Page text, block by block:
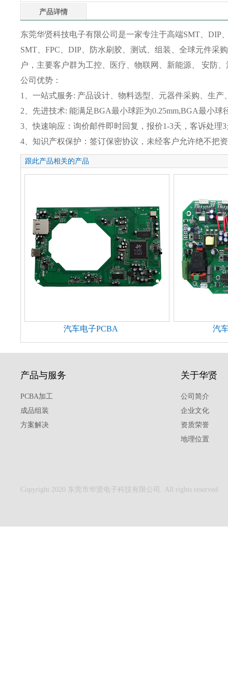
产品详情
东莞华贤科技电子有限公司是一家专注于高端SMT、DIP
SMT、FPC、DIP、防水刷胶、测试、组装、全球元件采
户，主要客户群为工控、医疗、物联网、新能源、 安防、
公司优势：
1、一站式服务: 产品设计、物料选型、元器件采购、生
2、先进技术: 能满足BGA最小球距为0.25mm,BGA最小
3、快速响应：询价邮件即时回复，报价1-3天，客诉处理
4、知识产权保护：签订保密协议，未经客户允许绝不把
跟此产品相关的产品
汽车电子PCBA 汽
产品与服务
PCBA加工
成品组装
方案解决
关于华贤
公司简介
企业文化
资质荣誉
地理位置
Copyright 2020 东莞市华贤电子科技有限公司. All rights reserved